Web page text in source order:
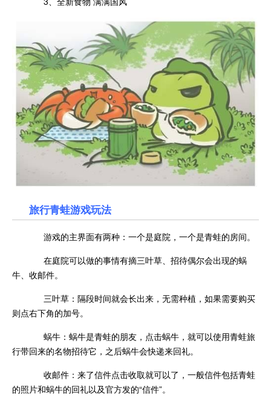
旅行青蛙游戏玩法
游戏的主界面有两种：一个是庭院，一个是青蛙的房间。
在庭院可以做的事情有摘三叶草、招待偶尔会出现的蜗
牛、收邮件。
三叶草：隔段时间就会长出来，无需种植，如果需要购买
则点右下角的加号。
蜗牛：蜗牛是青蛙的朋友，点击蜗牛，就可以使用青蛙旅
行带回来的名物招待它，之后蜗牛会快递来回礼。
收邮件：来了信件点击收取就可以了，一般信件包括青蛙
的照片和蜗牛的回礼以及官方发的“信件”。